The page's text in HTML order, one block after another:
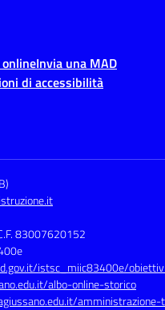
Invia una MAD
di accessibilità
83007620152
istsc_miic83400e/
albo-online-storico